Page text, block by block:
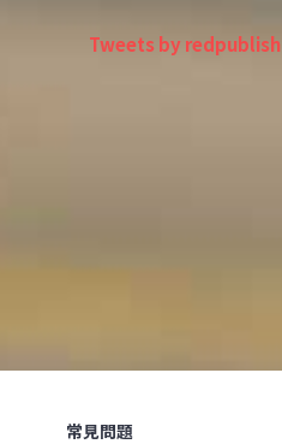
Tweets by redpublish
常見問題